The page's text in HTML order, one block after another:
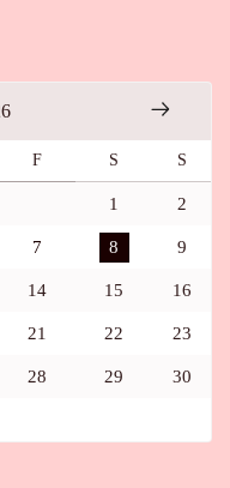
F S S
1 2
7 8 9
14 15 16
21 22 23
28 29 30